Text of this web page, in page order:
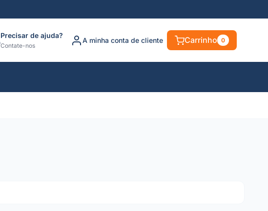
Precisar de ajuda?
Contate-nos
A minha conta de cliente Carrinho 0